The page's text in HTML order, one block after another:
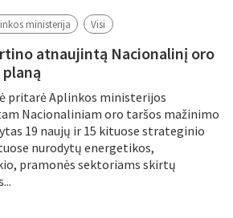
ministerija Visi
atnaujintą Nacionalinį oro
pritarė Aplinkos ministerijos
Nacionaliniam oro taršos mažinimo
19 naujų ir 15 kituose strateginio
nurodytų energetikos,
pramonės sektoriams skirtų